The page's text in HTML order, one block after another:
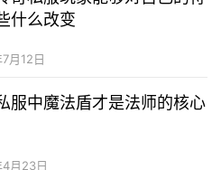
什么改变
月12日
服中魔法盾才是法师的核心
月23日